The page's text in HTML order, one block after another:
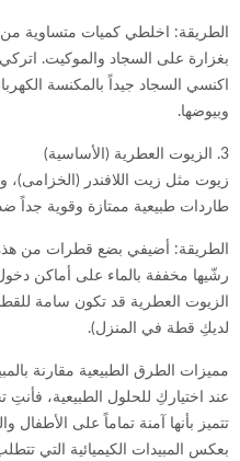
الطريقة: اخلطي كميات متساوية من
اكنسي السجاد جيداً بالمكنسة
وبيوضها.
3. الزيوت العطرية (الأساسية)
زيوت مثل زيت اللافندر (الخزامى)،
طاردات طبيعية ممتازة وقوية جداً
الطريقة: أضيفي بضع قطرات من
رشّيها مخففة بالماء على أماكن
الزيوت العطرية قد تكون سامة
لديكِ قطة في المنزل).
مميزات الطرق الطبيعية مقارنة
عند اختياركِ للحلول الطبيعية، فأنتِ
تتميز بأنها آمنة تماماً على
بعكس المبيدات الكيميائية التي